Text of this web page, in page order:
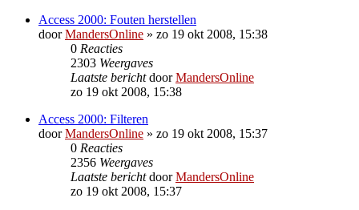
Access 2000: Fouten herstellen
doorMandersOnline » zo 19 okt 2008, 15:38
0 Reacties
2303 Weergaves
Laatste berichtdoorMandersOnline
zo 19 okt 2008, 15:38
Access 2000: Filteren
doorMandersOnline » zo 19 okt 2008, 15:37
0 Reacties
2356 Weergaves
Laatste berichtdoorMandersOnline
zo 19 okt 2008, 15:37